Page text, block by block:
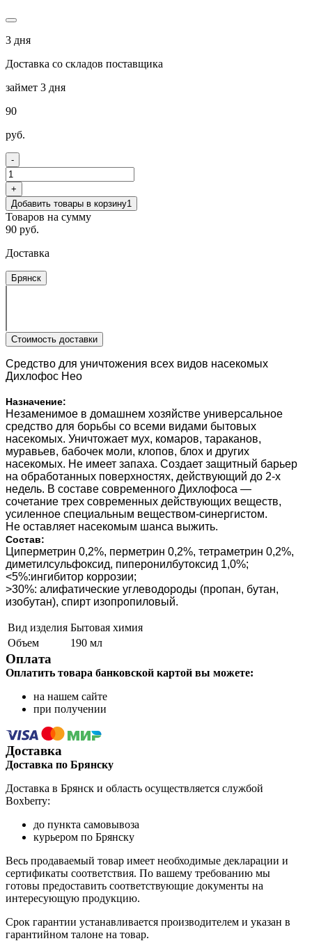
3 дня
Доставка со складов поставщика
займет 3 дня
90
руб.
-
+
Добавить товары в корзину1
Товаров на сумму
90 руб.
Доставка
Брянск
Стоимость доставки
Средство для уничтожения всех видов насекомых
Дихлофос Нео
Назначение:
Незаменимое в домашнем хозяйстве универсальное
средство для борьбы со всеми видами бытовых
насекомых. Уничтожает мух, комаров, тараканов,
муравьев, бабочек моли, клопов, блох и других
насекомых. Не имеет запаха. Создает защитный барьер
на обработанных поверхностях, действующий до 2-х
недель. В составе современного Дихлофоса —
сочетание трех современных действующих веществ,
усиленное специальным веществом-синергистом.
Не оставляет насекомым шанса выжить.
Состав:
Циперметрин 0,2%, перметрин 0,2%, тетраметрин 0,2%,
диметилсульфоксид, пиперонилбутоксид 1,0%;
<5%:ингибитор коррозии;
>30%: алифатические углеводороды (пропан, бутан,
изобутан), спирт изопропиловый.
Вид изделия Бытовая химия
Объем
190 мл
Оплата
Оплатить товара банковской картой вы можете:
на нашем сайте
при получении
Доставка
Доставка по Брянску
Доставка в Брянск и область осуществляется службой
Boxberry:
до пункта самовывоза
курьером по Брянску
Весь продаваемый товар имеет необходимые декларации и
сертификаты соответствия. По вашему требованию мы
готовы предоставить соответствующие документы на
интересующую продукцию.
Срок гарантии устанавливается производителем и указан в
гарантийном талоне на товар.